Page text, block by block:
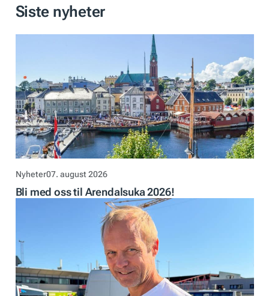
Siste nyheter
Nyheter07. august 2026
Bli med oss til Arendalsuka 2026!